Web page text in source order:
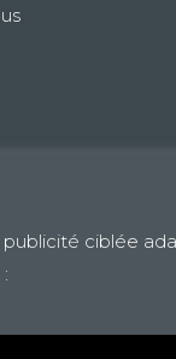
ciblée